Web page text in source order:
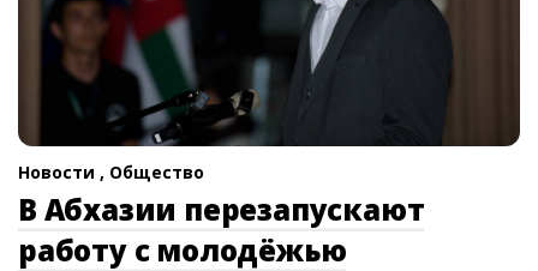
Новости , Общество
В Абхазии перезапускают
работу с молодёжью